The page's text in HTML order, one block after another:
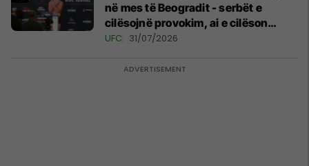
në mes të Beogradit - serbët e
cilësojnë provokim, ai e cilëson
simbol të identitetit
UFC 31/07/2026